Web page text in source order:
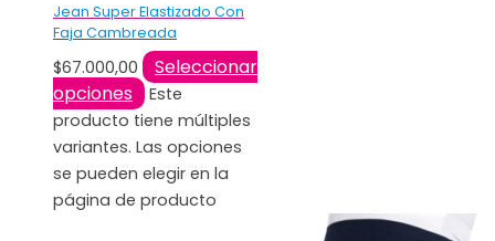
Jean Super Elastizado Con
Faja Cambreada
$67.000,00
Seleccionar
opciones
Este
producto tiene múltiples
variantes. Las opciones
se pueden elegir en la
página de producto